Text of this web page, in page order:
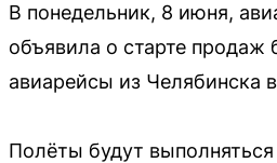
В понедельник, 8 июня,
объявила о старте продаж
авиарейсы из Челябинска
Полёты будут